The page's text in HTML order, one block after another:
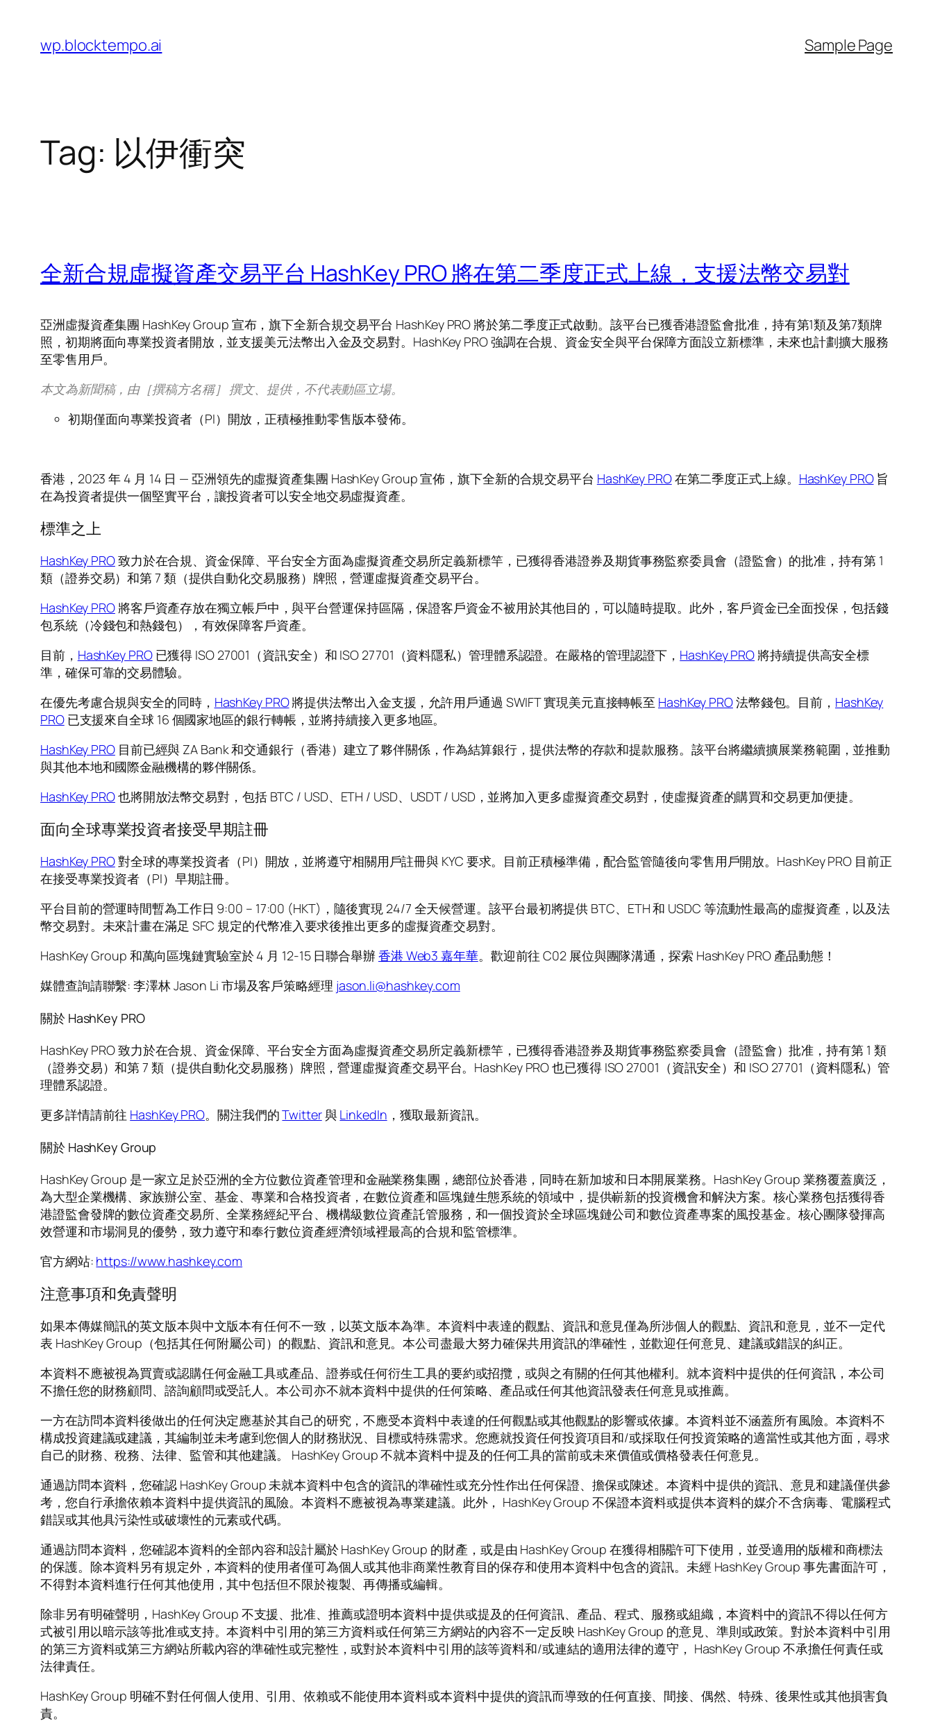
content
wp.blocktempo.ai Sample Page
Tag: 以伊衝突
全新合規虛擬資產交易平台 HashKey PRO 將在第二季度正式上線，支援法幣交易對
亞洲虛擬資產集團 HashKey Group 宣布，旗下全新合規交易平台 HashKey PRO 將於第二季度正式啟動。該平台已獲香港證監會批准，持有第1類及第7類牌
照，初期將面向專業投資者開放，並支援美元法幣出入金及交易對。HashKey PRO 強調在合規、資金安全與平台保障方面設立新標準，未來也計劃擴大服務
至零售用戶。
本文為新聞稿，由［撰稿方名稱］ 撰文、提供，不代表動區立場。
初期僅面向專業投資者（PI）開放，正積極推動零售版本發佈。
香港，2023 年 4 月 14 日 — 亞洲領先的虛擬資產集團 HashKey Group 宣佈，旗下全新的合規交易平台 HashKey PRO在第二季度正式上線。 HashKey PRO旨
在為投資者提供一個堅實平台，讓投資者可以安全地交易虛擬資產。
標準之上
HashKey PRO致力於在合規、資金保障、平台安全方面為虛擬資產交易所定義新標竿，已獲得香港證券及期貨事務監察委員會（證監會）的批准，持有第 1
類（證券交易）和第 7 類（提供自動化交易服務）牌照，營運虛擬資產交易平台。
HashKey PRO將客戶資產存放在獨立帳戶中，與平台營運保持區隔，保證客戶資金不被用於其他目的，可以隨時提取。此外，客戶資金已全面投保，包括錢
包系統（冷錢包和熱錢包），有效保障客戶資產。
目前， HashKey PRO已獲得 ISO 27001（資訊安全）和 ISO 27701（資料隱私）管理體系認證。在嚴格的管理認證下， HashKey PRO 將持續提供高安全標
準，確保可靠的交易體驗。
在優先考慮合規與安全的同時， HashKey PRO將提供法幣出入金支援，允許用戶通過 SWIFT 實現美元直接轉帳至 HashKey PRO法幣錢包。目前， HashKey
PRO已支援來自全球 16 個國家地區的銀行轉帳，並將持續接入更多地區。
HashKey PRO目前已經與 ZA Bank 和交通銀行（香港）建立了夥伴關係，作為結算銀行，提供法幣的存款和提款服務。該平台將繼續擴展業務範圍，並推動
與其他本地和國際金融機構的夥伴關係。
HashKey PRO也將開放法幣交易對，包括 BTC / USD、ETH / USD、USDT / USD，並將加入更多虛擬資產交易對，使虛擬資產的購買和交易更加便捷。
面向全球專業投資者接受早期註冊
HashKey PRO對全球的專業投資者（PI）開放，並將遵守相關用戶註冊與 KYC 要求。目前正積極準備，配合監管隨後向零售用戶開放。HashKey PRO 目前正
在接受專業投資者（PI）早期註冊。
平台目前的營運時間暫為工作日 9:00 – 17:00 (HKT)，隨後實現 24/7 全天候營運。該平台最初將提供 BTC、ETH 和 USDC 等流動性最高的虛擬資產，以及法
幣交易對。未來計畫在滿足 SFC 規定的代幣准入要求後推出更多的虛擬資產交易對。
HashKey Group 和萬向區塊鏈實驗室於 4 月 12-15 日聯合舉辦香港 Web3 嘉年華。歡迎前往 C02 展位與團隊溝通，探索 HashKey PRO 產品動態！
媒體查詢請聯繫: 李澤林 Jason Li 市場及客戶策略經理 jason.li@hashkey.com
關於 HashKey PRO
HashKey PRO 致力於在合規、資金保障、平台安全方面為虛擬資產交易所定義新標竿，已獲得香港證券及期貨事務監察委員會（證監會）批准，持有第 1 類
（證券交易）和第 7 類（提供自動化交易服務）牌照，營運虛擬資產交易平台。HashKey PRO 也已獲得 ISO 27001（資訊安全）和 ISO 27701（資料隱私）管
理體系認證。
更多詳情請前往 HashKey PRO。關注我們的Twitter與LinkedIn ，獲取最新資訊。
關於 HashKey Group
HashKey Group 是一家立足於亞洲的全方位數位資產管理和金融業務集團，總部位於香港，同時在新加坡和日本開展業務。HashKey Group 業務覆蓋廣泛，
為大型企業機構、家族辦公室、基金、專業和合格投資者，在數位資產和區塊鏈生態系統的領域中，提供嶄新的投資機會和解決方案。核心業務包括獲得香
港證監會發牌的數位資產交易所、全業務經紀平台、機構級數位資產託管服務，和一個投資於全球區塊鏈公司和數位資產專案的風投基金。核心團隊發揮高
效營運和市場洞見的優勢，致力遵守和奉行數位資產經濟領域裡最高的合規和監管標準。
官方網站: https://www.hashkey.com
注意事項和免責聲明
如果本傳媒簡訊的英文版本與中文版本有任何不一致，以英文版本為準。本資料中表達的觀點、資訊和意見僅為所涉個人的觀點、資訊和意見，並不一定代
表 HashKey Group（包括其任何附屬公司）的觀點、資訊和意見。本公司盡最大努力確保共用資訊的準確性，並歡迎任何意見、建議或錯誤的糾正。
本資料不應被視為買賣或認購任何金融工具或產品、證券或任何衍生工具的要約或招攬，或與之有關的任何其他權利。就本資料中提供的任何資訊，本公司
不擔任您的財務顧問、諮詢顧問或受託人。本公司亦不就本資料中提供的任何策略、產品或任何其他資訊發表任何意見或推薦。
一方在訪問本資料後做出的任何決定應基於其自己的研究，不應受本資料中表達的任何觀點或其他觀點的影響或依據。本資料並不涵蓋所有風險。本資料不
構成投資建議或建議，其編制並未考慮到您個人的財務狀況、目標或特殊需求。您應就投資任何投資項目和/或採取任何投資策略的適當性或其他方面，尋求
自己的財務、稅務、法律、監管和其他建議。 HashKey Group 不就本資料中提及的任何工具的當前或未來價值或價格發表任何意見。
通過訪問本資料，您確認 HashKey Group 未就本資料中包含的資訊的準確性或充分性作出任何保證、擔保或陳述。本資料中提供的資訊、意見和建議僅供參
考，您自行承擔依賴本資料中提供資訊的風險。本資料不應被視為專業建議。此外， HashKey Group 不保證本資料或提供本資料的媒介不含病毒、電腦程式
錯誤或其他具污染性或破壞性的元素或代碼。
通過訪問本資料，您確認本資料的全部內容和設計屬於 HashKey Group 的財產，或是由 HashKey Group 在獲得相關許可下使用，並受適用的版權和商標法
的保護。除本資料另有規定外，本資料的使用者僅可為個人或其他非商業性教育目的保存和使用本資料中包含的資訊。未經 HashKey Group 事先書面許可，
不得對本資料進行任何其他使用，其中包括但不限於複製、再傳播或編輯。
除非另有明確聲明，HashKey Group 不支援、批准、推薦或證明本資料中提供或提及的任何資訊、產品、程式、服務或組織，本資料中的資訊不得以任何方
式被引用以暗示該等批准或支持。本資料中引用的第三方資料或任何第三方網站的內容不一定反映 HashKey Group 的意見、準則或政策。對於本資料中引用
的第三方資料或第三方網站所載內容的準確性或完整性，或對於本資料中引用的該等資料和/或連結的適用法律的遵守， HashKey Group 不承擔任何責任或
法律責任。
HashKey Group 明確不對任何個人使用、引用、依賴或不能使用本資料或本資料中提供的資訊而導致的任何直接、間接、偶然、特殊、後果性或其他損害負
責。